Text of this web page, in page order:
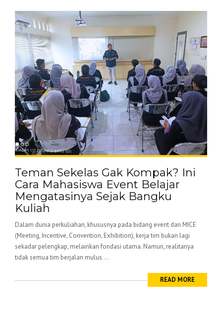
Teman Sekelas Gak Kompak? Ini
Cara Mahasiswa Event Belajar
Mengatasinya Sejak Bangku
Kuliah
Dalam dunia perkuliahan, khususnya pada bidang event dan MICE
(Meeting, Incentive, Convention, Exhibition), kerja tim bukan lagi
sekadar pelengkap, melainkan fondasi utama. Namun, realitanya
tidak semua tim berjalan mulus....
READ MORE